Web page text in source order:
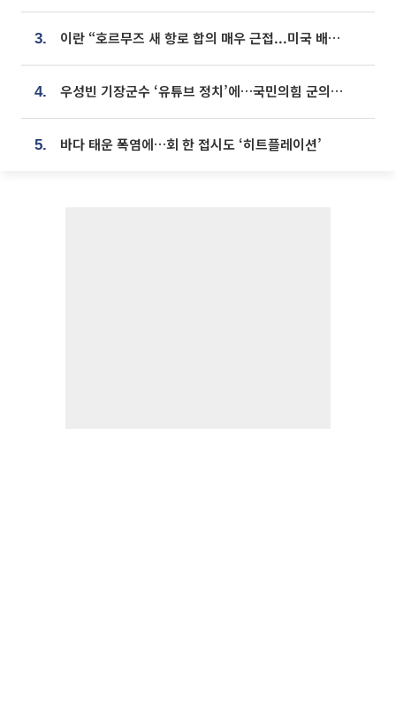
3. 이란 “호르무즈 새 항로 합의 매우 근접...미국 배상 먼저”
4. 우성빈 기장군수 ‘유튜브 정치’에…국민의힘 군의원들 집단 반발
5. 바다 태운 폭염에…회 한 접시도 ‘히트플레이션’